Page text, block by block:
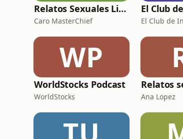
Relatos Sexuales Liberales
Caro MasterChief El Club de
WP
WorldStocks Podcast
WorldStocks Ana Lopez